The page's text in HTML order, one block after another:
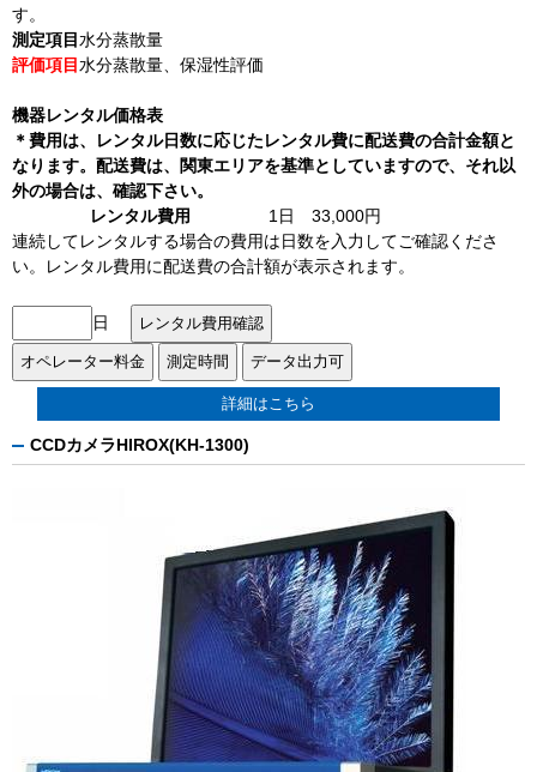
す。
測定項目水分蒸散量
評価項目水分蒸散量、保湿性評価
機器レンタル価格表
＊費用は、レンタル日数に応じたレンタル費に配送費の合計金額と
なります。配送費は、関東エリアを基準としていますので、それ以
外の場合は、確認下さい。
レンタル費用
1日 33,000円
連続してレンタルする場合の費用は日数を入力してご確認くださ
い。レンタル費用に配送費の合計額が表示されます。
日
詳細はこちら
CCDカメラHIROX(KH-1300)